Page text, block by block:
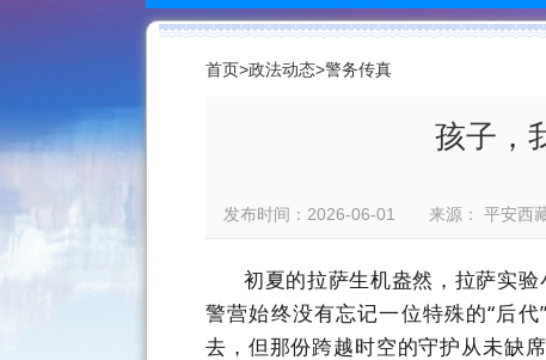
首页>政法动态>警务传真
孩子，
发布时间：2026-06-01 来源： 平安
初夏的拉萨生机盎然，拉萨实
警营始终没有忘记一位特殊的“后
去，但那份跨越时空的守护从未缺